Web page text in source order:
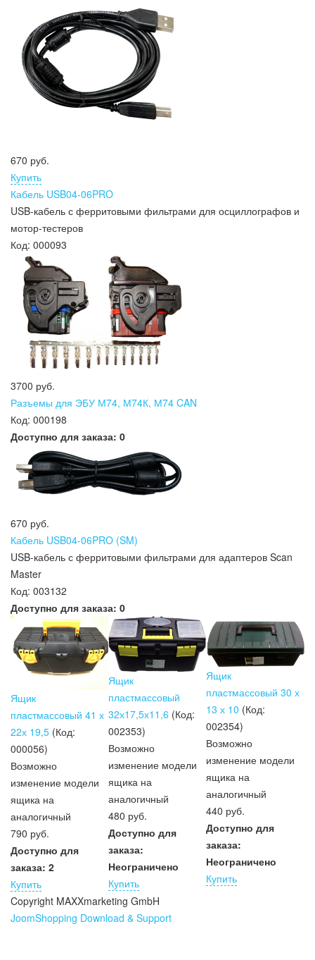
670 руб.
Купить
Кабель USB04-06PRO
USB-кабель с ферритовыми фильтрами для осциллографов и
мотор-тестеров
Код: 000093
3700 руб.
Разъемы для ЭБУ М74, М74К, М74 CAN
Код: 000198
Доступно для заказа: 0
670 руб.
Кабель USB04-06PRO (SM)
USB-кабель с ферритовыми фильтрами для адаптеров Scan
Master
Код: 003132
Доступно для заказа: 0
Ящик
пластмассовый 41 х
22х 19,5 (Код:
000056)
Возможно
изменение модели
ящика на
аналогичный
790 руб.
Доступно для
заказа: 2
Купить
Ящик
пластмассовый
32х17,5х11,6 (Код:
002353)
Возможно
изменение модели
ящика на
аналогичный
480 руб.
Доступно для
заказа:
Неограничено
Купить
Ящик
пластмассовый 30 х
13 х 10 (Код:
002354)
Возможно
изменение модели
ящика на
аналогичный
440 руб.
Доступно для
заказа:
Неограничено
Купить
Copyright MAXXmarketing GmbH
JoomShopping Download & Support